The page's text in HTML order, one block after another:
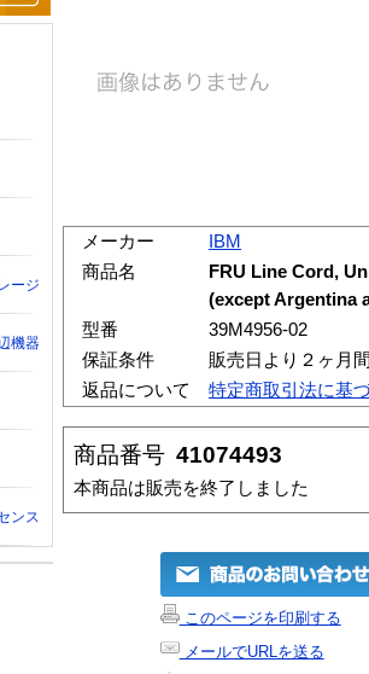
メーカー
IBM
商品名
FRU Line Cord,
(except Argentina
型番
39M4956-02
保証条件
販売日より２ヶ月
返品について
特定商取引法に基
商品番号 41074493
本商品は販売を終了しました
このページを印刷する
メールでURLを送る
ージ
機器
ンス